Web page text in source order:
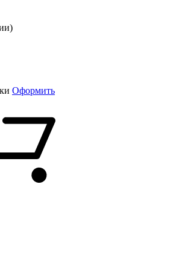
Оформить